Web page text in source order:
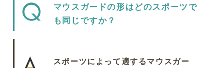
マウスガードの形はどのスポーツで
も同じですか？
スポーツによって適するマウスガー